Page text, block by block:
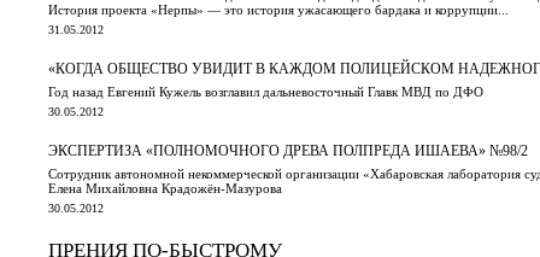
История проекта «Нерпы» — это история ужасающего бардака и коррупции...
31.05.2012
«КОГДА ОБЩЕСТВО УВИДИТ В КАЖДОМ ПОЛИЦЕЙСКОМ
Год назад Евгений Кужель возглавил дальневосточный Главк МВД по ДФО
30.05.2012
ЭКСПЕРТИЗА «ПОЛНОМОЧНОГО ДРЕВА ПОЛПРЕДА ИШАЕВА» №98/2
Сотрудник автономной некоммерческой организации «Хабаровская лаборатория
Елена Михайловна Крадожён-Мазурова
30.05.2012
ПРЕНИЯ ПО-БЫСТРОМУ